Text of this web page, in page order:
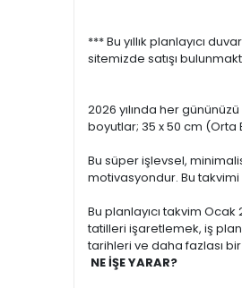
*** Bu yıllık planlayıcı
sitemizde satışı
2026 yılında her
boyutlar; 35 x 50 cm (Orta
Bu süper işlevsel,
motivasyondur. Bu
Bu planlayıcı takvim
tatilleri işaretlemek, iş
tarihleri ve daha fazlası
NE İŞE YARAR?